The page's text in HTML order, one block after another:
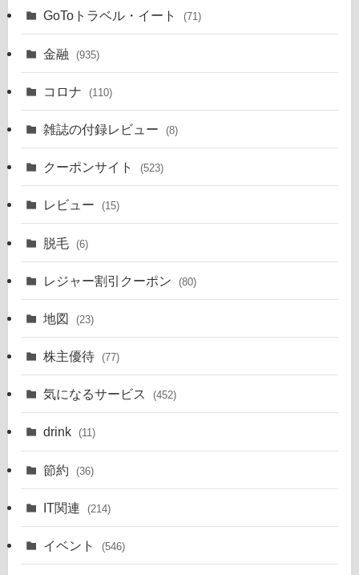
GoToトラベル・イート (71)
金融 (935)
コロナ (110)
雑誌の付録レビュー (8)
クーポンサイト (523)
レビュー (15)
脱毛 (6)
レジャー割引クーポン (80)
地図 (23)
株主優待 (77)
気になるサービス (452)
drink (11)
節約 (36)
IT関連 (214)
イベント (546)